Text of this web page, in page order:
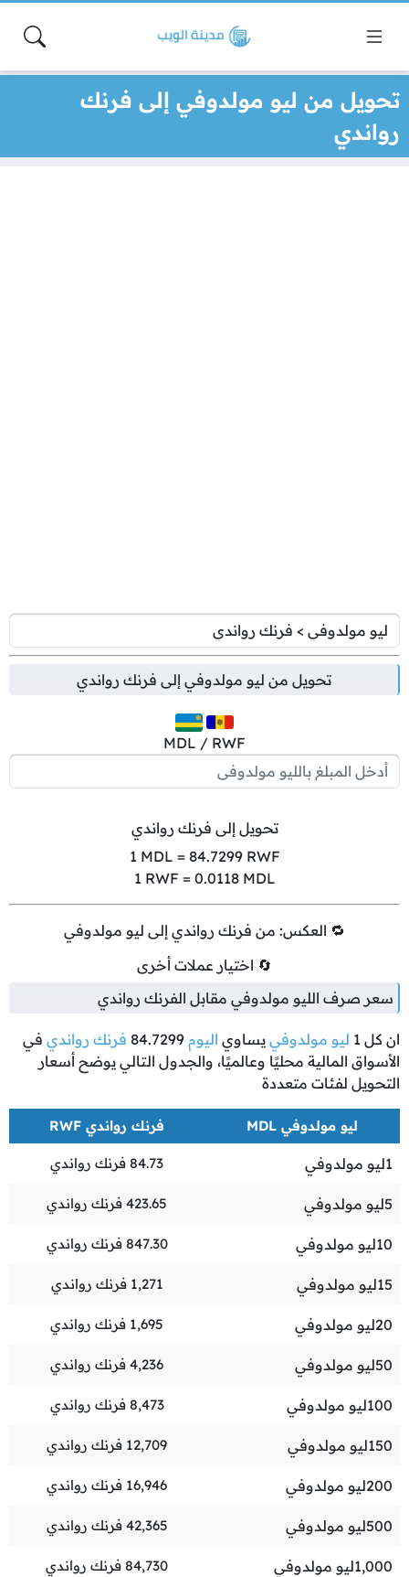
تحويل من ليو مولدوفي إلى فرنك
رواندي
تحويل من ليو مولدوفي إلى فرنك رواندي
MDL / RWF
تحويل إلى فرنك رواندي
1 MDL = 84.7299RWF
1 RWF = 0.0118MDL
🔁 العكس: من فرنك رواندي إلى ليو مولدوفي
🔄 اختيار عملات أخرى
سعر صرف الليو مولدوفي مقابل الفرنك رواندي
ان كل 1 ليو مولدوفي يساوي اليوم 84.7299 فرنك رواندي في
الأسواق المالية محليًا وعالميًا، والجدول التالي يوضح أسعار
التحويل لفئات متعددة
ليو مولدوفي MDL فرنك رواندي RWF
1ليو مولدوفي 84.73 فرنك رواندي
5ليو مولدوفي 423.65 فرنك رواندي
10ليو مولدوفي 847.30 فرنك رواندي
15ليو مولدوفي 1,271 فرنك رواندي
20ليو مولدوفي 1,695 فرنك رواندي
50ليو مولدوفي 4,236 فرنك رواندي
100ليو مولدوفي 8,473 فرنك رواندي
150ليو مولدوفي 12,709 فرنك رواندي
200ليو مولدوفي 16,946 فرنك رواندي
500ليو مولدوفي 42,365 فرنك رواندي
1,000ليو مولدوفي 84,730 فرنك رواندي